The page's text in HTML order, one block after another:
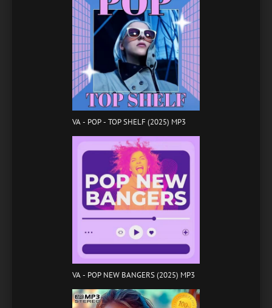
VA - POP - TOP SHELF (2025) MP3
VA - POP NEW BANGERS (2025) MP3